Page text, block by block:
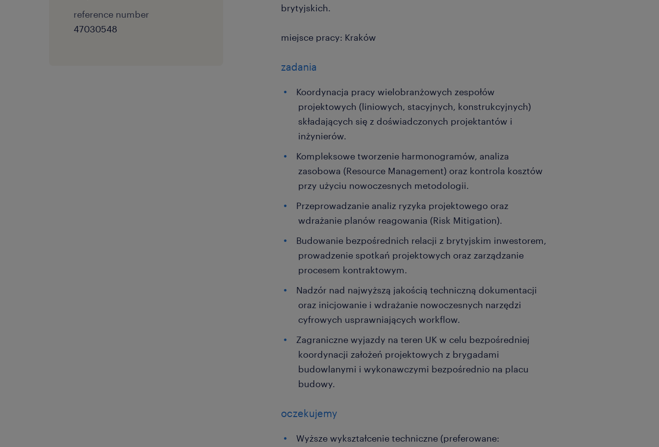
reference number
47030548
brytyjskich.
miejsce pracy: Kraków
zadania
Koordynacja pracy wielobranżowych zespołów
projektowych (liniowych, stacyjnych, konstrukcyjnych)
składających się z doświadczonych projektantów i
inżynierów.
Kompleksowe tworzenie harmonogramów, analiza
zasobowa (Resource Management) oraz kontrola kosztów
przy użyciu nowoczesnych metodologii.
Przeprowadzanie analiz ryzyka projektowego oraz
wdrażanie planów reagowania (Risk Mitigation).
Budowanie bezpośrednich relacji z brytyjskim inwestorem,
prowadzenie spotkań projektowych oraz zarządzanie
procesem kontraktowym.
Nadzór nad najwyższą jakością techniczną dokumentacji
oraz inicjowanie i wdrażanie nowoczesnych narzędzi
cyfrowych usprawniających workflow.
Zagraniczne wyjazdy na teren UK w celu bezpośredniej
koordynacji założeń projektowych z brygadami
budowlanymi i wykonawczymi bezpośrednio na placu
budowy.
oczekujemy
Wyższe wykształcenie techniczne (preferowane: